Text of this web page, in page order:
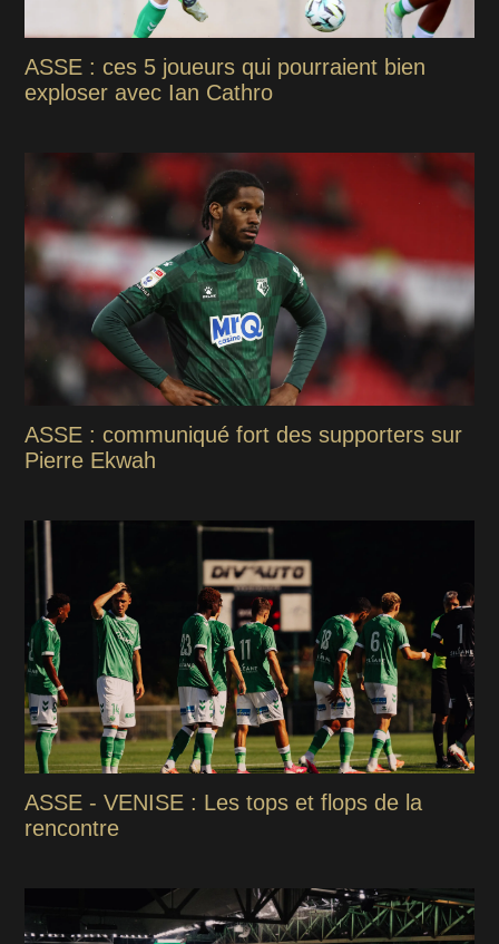
ASSE : ces 5 joueurs qui pourraient bien
exploser avec Ian Cathro
ASSE : communiqué fort des supporters sur
Pierre Ekwah
ASSE - VENISE : Les tops et flops de la
rencontre